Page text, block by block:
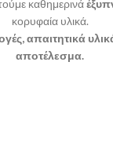
καθημερινά
κορυφαία υλικά.
απαιτητικά
αποτέλεσμα.